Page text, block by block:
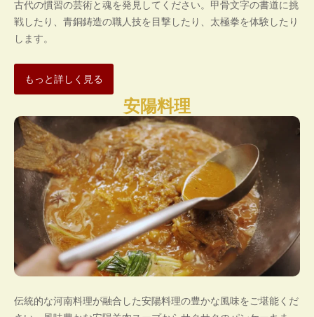
古代の慣習の芸術と魂を発見してください。甲骨文字の書道に挑
戦したり、青銅鋳造の職人技を目撃したり、太極拳を体験したり
します。
もっと詳しく見る
安陽料理
伝統的な河南料理が融合した安陽料理の豊かな風味をご堪能くだ